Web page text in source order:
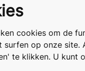
koeling en
voorspellen
cookies om de
surfen op onze site.
te klikken. U kunt